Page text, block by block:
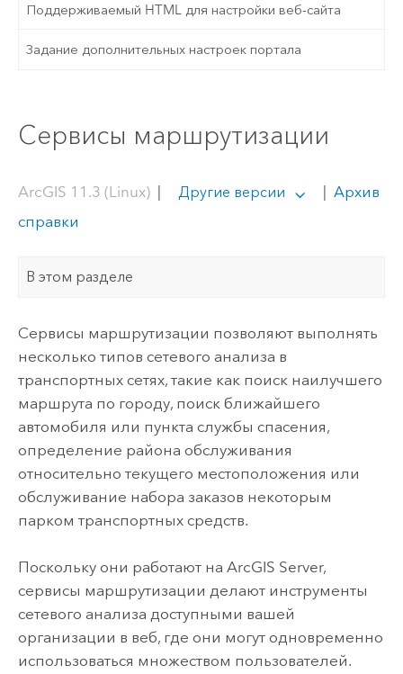
Поддерживаемый HTML для настройки веб-сайта
Задание дополнительных настроек портала
Сервисы маршрутизации
ArcGIS 11.3 (Linux)| Другие версии
Архив
справки
В этом разделе
Сервисы маршрутизации позволяют выполнять
несколько типов сетевого анализа в
транспортных сетях, такие как поиск наилучшего
маршрута по городу, поиск ближайшего
автомобиля или пункта службы спасения,
определение района обслуживания
относительно текущего местоположения или
обслуживание набора заказов некоторым
парком транспортных средств.
Поскольку они работают на ArcGIS Server,
сервисы маршрутизации делают инструменты
сетевого анализа доступными вашей
организации в веб, где они могут одновременно
использоваться множеством пользователей.